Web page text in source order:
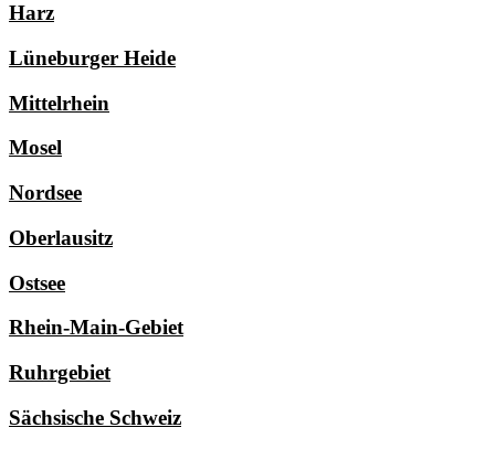
Harz
Lüneburger Heide
Mittelrhein
Mosel
Nordsee
Oberlausitz
Ostsee
Rhein-Main-Gebiet
Ruhrgebiet
Sächsische Schweiz